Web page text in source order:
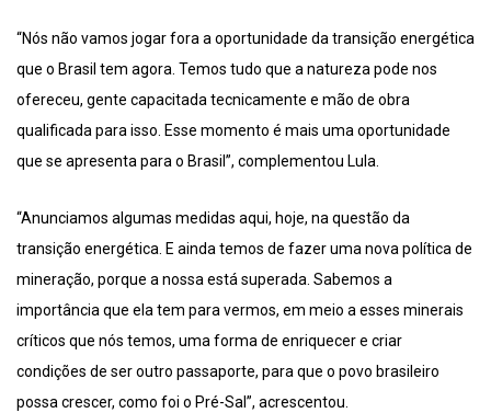
“Nós não vamos jogar fora a oportunidade da transição energética
que o Brasil tem agora. Temos tudo que a natureza pode nos
ofereceu, gente capacitada tecnicamente e mão de obra
qualificada para isso. Esse momento é mais uma oportunidade
que se apresenta para o Brasil”, complementou Lula.
“Anunciamos algumas medidas aqui, hoje, na questão da
transição energética. E ainda temos de fazer uma nova política de
mineração, porque a nossa está superada. Sabemos a
importância que ela tem para vermos, em meio a esses minerais
críticos que nós temos, uma forma de enriquecer e criar
condições de ser outro passaporte, para que o povo brasileiro
possa crescer, como foi o Pré-Sal”, acrescentou.